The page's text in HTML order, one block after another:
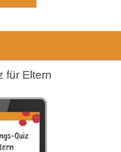
für Eltern